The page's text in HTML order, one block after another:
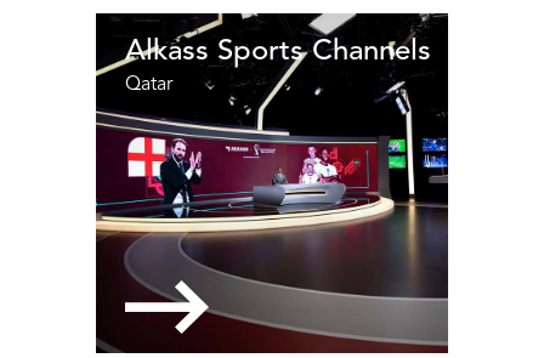
Alkass Sports Channels
Qatar